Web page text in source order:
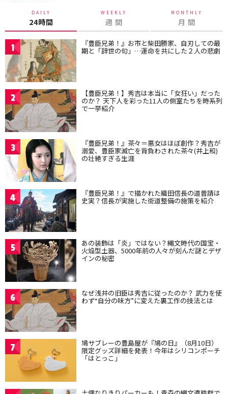
DAILY
24時間
WEEKLY
週 間
MONTHLY
月 間
1 『豊臣兄弟！』お市と柴田勝家、自刃しての最
期と「辞世の句」…運命を共にした２人の悲劇
2 【豊臣兄弟！】秀吉は本当に「女狂い」だった
のか？ 天下人を彩った11人の側室たちを時系列
で一挙紹介
3 『豊臣兄弟！』茶々＝悪女はほぼ創作？秀吉が
溺愛、豊臣家滅亡を背負わされた茶々(井上和)
の壮絶すぎる生涯
4 『豊臣兄弟！』で描かれた織田信長の道普請は
史実？信長が実施した街道整備の施策を紹介
5 あの装飾は「炎」ではない？縄文時代の国宝・
火焔型土器、5000年前の人々が刻んだ謎とデザ
インの秘密
6 なぜ浅井の旧臣は秀吉に従ったのか？ 武力を使
わず“自分の味方”に変えた裏工作の技法とは
7 鳩サブレーの豊島屋が『鳩の日』（8月10日）
限定グッズ詳細を発表！今年はシリコンポーチ
「はとっこ」